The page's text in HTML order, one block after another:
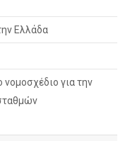
Ελλάδα
για την